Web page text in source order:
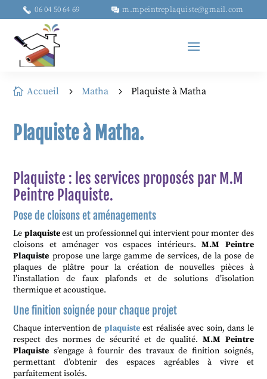
06 04 50 64 69 m.mpeintreplaquiste@gmail.com
 Accueil 5 Matha 5 Plaquiste à Matha
Plaquiste à Matha.
Plaquiste : les services proposés par M.M
Peintre Plaquiste.
Pose de cloisons et aménagements
Le plaquisteest un professionnel qui intervient pour monter des
cloisons et aménager vos espaces intérieurs. M.M Peintre
Plaquiste propose une large gamme de services, de la pose de
plaques de plâtre pour la création de nouvelles pièces à
l’installation de faux plafonds et de solutions d’isolation
thermique et acoustique.
Une finition soignée pour chaque projet
Chaque intervention de plaquiste est réalisée avec soin, dans le
respect des normes de sécurité et de qualité. M.M Peintre
Plaquiste s’engage à fournir des travaux de finition soignés,
permettant d’obtenir des espaces agréables à vivre et
parfaitement isolés.